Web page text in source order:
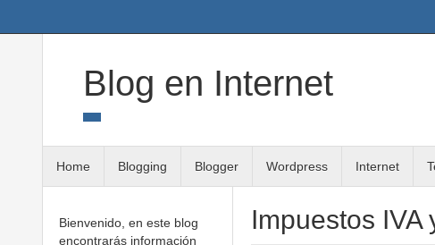
Blog en Internet
Home Blogging Blogger Wordpress Internet
Impuestos IVA
Bienvenido, en este blog
encontrarás información